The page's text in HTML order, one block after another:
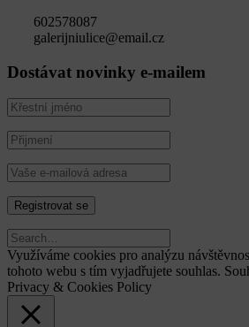
602578087
galerijniulice@email.cz
Dostávat novinky e-mailem
Využíváme cookies pro analýzu
tohoto webu s tím vyjadřujete souhlas.
Privacy & Cookies Policy